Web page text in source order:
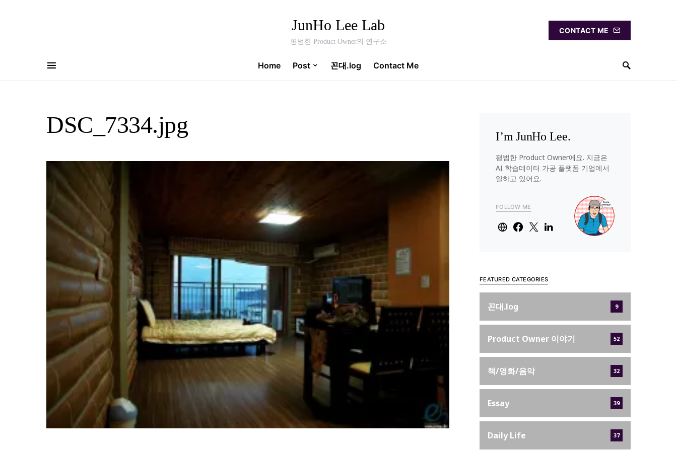
JunHo Lee Lab
평범한 Product Owner의 연구소
CONTACT ME
Home Post 꼰대.log Contact Me
DSC_7334.jpg I’m JunHo Lee.
평범한 Product Owner에요. 지금은
AI 학습데이터 가공 플랫폼 기업에서
일하고 있어요.
FOLLOW ME
FEATURED CATEGORIES
꼰대.log 9
Product Owner 이야기 52
책/영화/음악 32
Essay 39
Daily Life 37